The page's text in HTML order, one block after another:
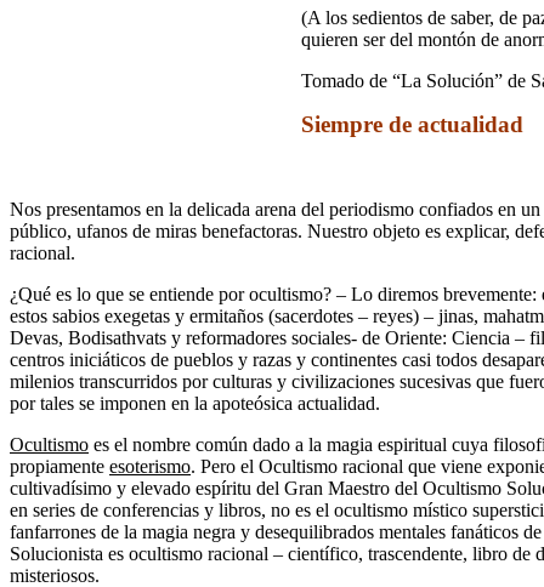
(A los sedientos de saber, de
quieren ser del montón de
Tomado de “La Solución” de
Siempre de actualidad
Nos presentamos en la delicada arena del periodismo confiados en
público, ufanos de miras benefactoras. Nuestro objeto es explicar,
racional.
¿Qué es lo que se entiende por ocultismo? – Lo diremos brevemente:
estos sabios exegetas y ermitaños (sacerdotes – reyes) – jinas,
Devas, Bodisathvats y reformadores sociales- de Oriente: Ciencia –
centros iniciáticos de pueblos y razas y continentes casi todos
milenios transcurridos por culturas y civilizaciones sucesivas que
por tales se imponen en la apoteósica actualidad.
Ocultismo es el nombre común dado a la magia espiritual cuya
propiamente esoterismo. Pero el Ocultismo racional que viene
cultivadísimo y elevado espíritu del Gran Maestro del Ocultismo
en series de conferencias y libros, no es el ocultismo místico
fanfarrones de la magia negra y desequilibrados mentales fanáticos
Solucionista es ocultismo racional – científico, trascendente, libro de
misteriosos.